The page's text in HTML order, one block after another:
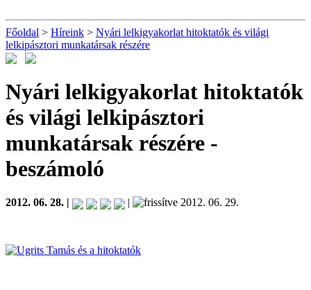
Főoldal > Híreink > Nyári lelkigyakorlat hitoktatók és világi
lelkipásztori munkatársak részére
Nyári lelkigyakorlat hitoktatók
és világi lelkipásztori
munkatársak részére -
beszámoló
2012. 06. 28. | | 2012. 06. 29.